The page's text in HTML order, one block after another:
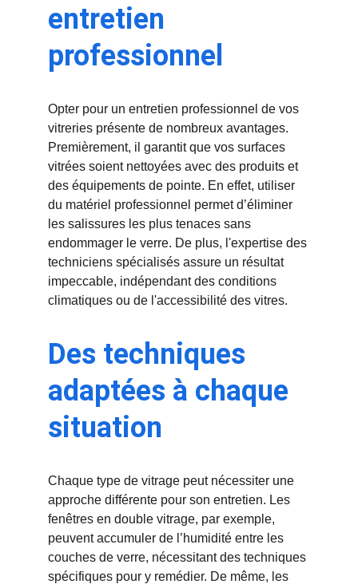
entretien
professionnel
Opter pour un entretien professionnel de vos
vitreries présente de nombreux avantages.
Premièrement, il garantit que vos surfaces
vitrées soient nettoyées avec des produits et
des équipements de pointe. En effet, utiliser
du matériel professionnel permet d’éliminer
les salissures les plus tenaces sans
endommager le verre. De plus, l'expertise des
techniciens spécialisés assure un résultat
impeccable, indépendant des conditions
climatiques ou de l'accessibilité des vitres.
Des techniques
adaptées à chaque
situation
Chaque type de vitrage peut nécessiter une
approche différente pour son entretien. Les
fenêtres en double vitrage, par exemple,
peuvent accumuler de l’humidité entre les
couches de verre, nécessitant des techniques
spécifiques pour y remédier. De même, les